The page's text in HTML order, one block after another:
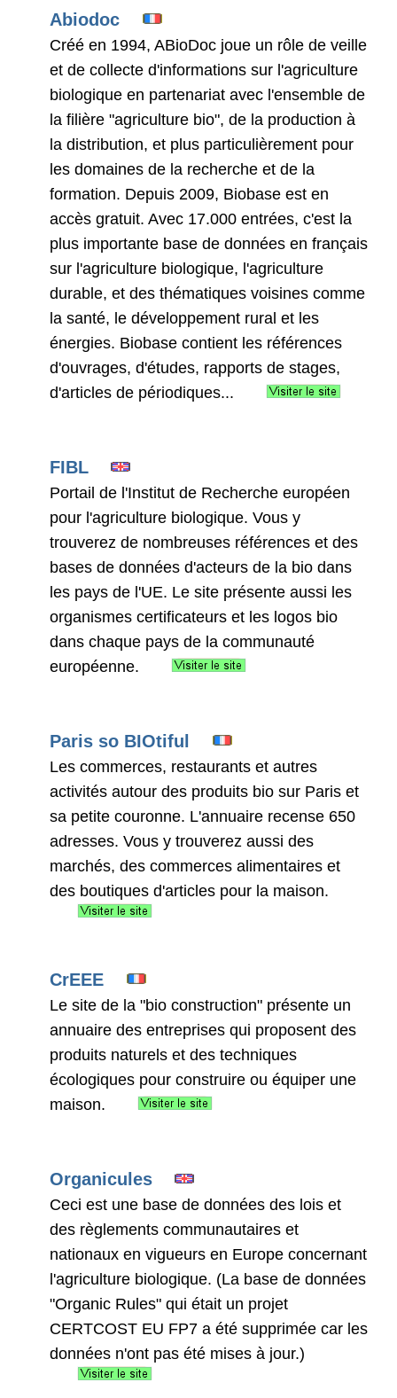
Abiodoc
Créé en 1994, ABioDoc joue un rôle de veille
et de collecte d'informations sur l'agriculture
biologique en partenariat avec l'ensemble de
la filière "agriculture bio", de la production à
la distribution, et plus particulièrement pour
les domaines de la recherche et de la
formation. Depuis 2009, Biobase est en
accès gratuit. Avec 17.000 entrées, c'est la
plus importante base de données en français
sur l'agriculture biologique, l'agriculture
durable, et des thématiques voisines comme
la santé, le développement rural et les
énergies. Biobase contient les références
d'ouvrages, d'études, rapports de stages,
d'articles de périodiques...
FIBL
Portail de l'Institut de Recherche européen
pour l'agriculture biologique. Vous y
trouverez de nombreuses références et des
bases de données d'acteurs de la bio dans
les pays de l'UE. Le site présente aussi les
organismes certificateurs et les logos bio
dans chaque pays de la communauté
européenne.
Paris so BIOtiful
Les commerces, restaurants et autres
activités autour des produits bio sur Paris et
sa petite couronne. L'annuaire recense 650
adresses. Vous y trouverez aussi des
marchés, des commerces alimentaires et
des boutiques d'articles pour la maison.
CrEEE
Le site de la "bio construction" présente un
annuaire des entreprises qui proposent des
produits naturels et des techniques
écologiques pour construire ou équiper une
maison.
Organicules
Ceci est une base de données des lois et
des règlements communautaires et
nationaux en vigueurs en Europe concernant
l'agriculture biologique. (La base de données
"Organic Rules" qui était un projet
CERTCOST EU FP7 a été supprimée car les
données n'ont pas été mises à jour.)